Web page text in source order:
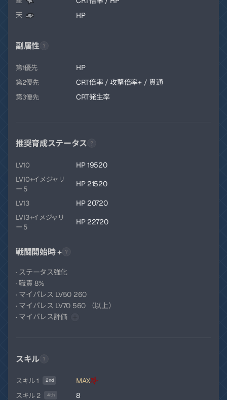
天 HP
副属性
第1優先 HP
第2優先 CRT倍率 / 攻撃倍率+ / 貫通
第3優先 CRT発生率
推奨育成ステータス
LV10 HP 19520
LV10+イメジャリ
ー 5
HP 21520
LV13 HP 20720
LV13+イメジャリ
ー 5
HP 22720
戦闘開始時 +
· ステータス強化
· 職責 8%
· マイパレス LV50 260
· マイパレス LV70 560 （以上）
· マイパレス評価
スキル
スキル 1 2nd MAX
スキル 2 4th 8